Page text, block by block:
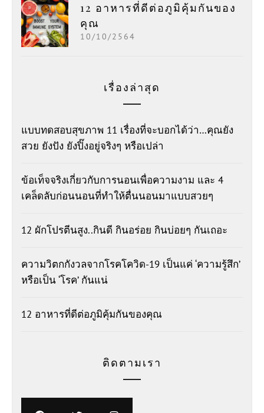
12 อาหารที่ดีต่อภูมิคุ้มกันของ
คุณ
10/10/2564
เรื่องล่าสุด
แบบทดสอบสุขภาพ 11 เรื่องที่จะบอกได้ว่า…คุณยัง
สวย ยังปัง ยังปิ๊งอยู่จริงๆ หรือเปล่า
ข้อเท็จจริงเกี่ยวกับการนอนเพื่อความงาม และ 4
เคล็ดลับก่อนนอนที่ทำให้ตื่นนอนมาแบบสวยๆ
12 ผักโปรตีนสูง..กินดี กินอร่อย กินบ่อยๆ กันเถอะ
ความวิตกกังวลจากโรคโควิด-19 เป็นแค่ ‘ความรู้สึก’
หรือเป็น ‘โรค’ กันแน่
12 อาหารที่ดีต่อภูมิคุ้มกันของคุณ
ติดตามเรา